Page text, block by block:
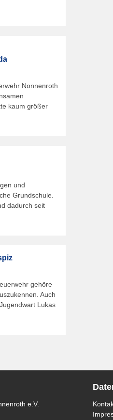
Nonnenroth
kaum größer
und
Grundschule.
dadurch seit
gehöre
Auch
Lukas
e.V.